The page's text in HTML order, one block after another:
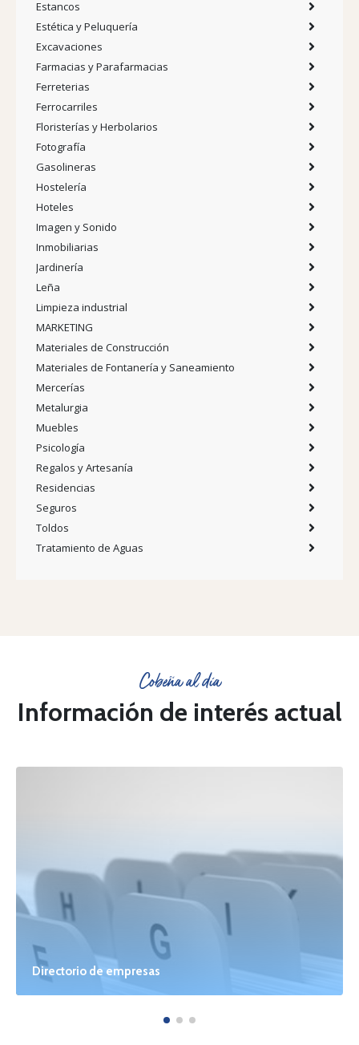
Estancos
Estética y Peluquería
Excavaciones
Farmacias y Parafarmacias
Ferreterias
Ferrocarriles
Floristerías y Herbolarios
Fotografía
Gasolineras
Hostelería
Hoteles
Imagen y Sonido
Inmobiliarias
Jardinería
Leña
Limpieza industrial
MARKETING
Materiales de Construcción
Materiales de Fontanería y Saneamiento
Mercerías
Metalurgia
Muebles
Psicología
Regalos y Artesanía
Residencias
Seguros
Toldos
Tratamiento de Aguas
Cobeña al día
Información de interés actual
Directorio de empresas